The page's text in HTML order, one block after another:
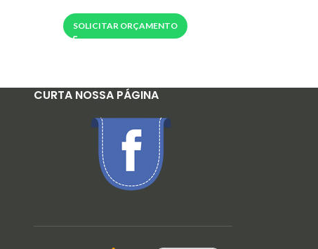
SOLICITAR ORÇAMENTO
CURTA NOSSA PÁGINA